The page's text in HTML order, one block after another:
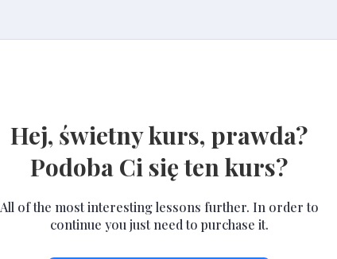
Hej, świetny kurs, prawda?
Podoba Ci się ten kurs?
All of the most interesting lessons further. In order to
continue you just need to purchase it.